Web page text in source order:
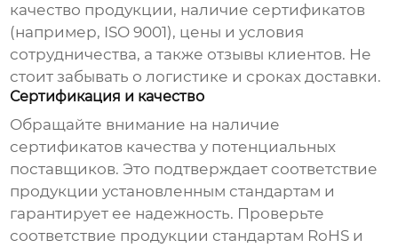
качество продукции, наличие сертификатов
(например, ISO 9001), цены и условия
сотрудничества, а также отзывы клиентов. Не
стоит забывать о логистике и сроках доставки.
Сертификация и качество
Обращайте внимание на наличие
сертификатов качества у потенциальных
поставщиков. Это подтверждает соответствие
продукции установленным стандартам и
гарантирует ее надежность. Проверьте
соответствие продукции стандартам RoHS и